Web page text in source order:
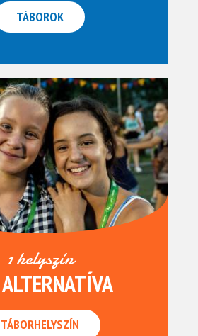
TÁBOROK
1 helyszín
TÁBORHELYSZÍN